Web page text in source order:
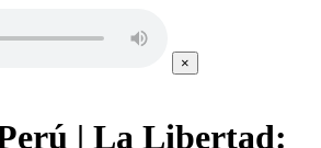
×
| La Libertad: